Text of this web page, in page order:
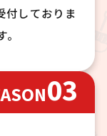
付しておりま
03